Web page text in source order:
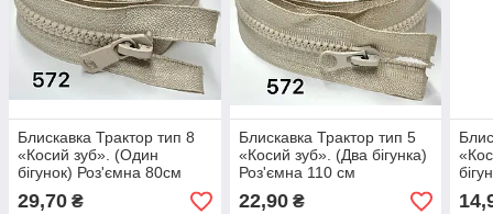
Блискавка Трактор тип 8
«Косий зуб». (Один
бігунок) Роз'ємна 80см
29,70 ₴
Блискавка Трактор тип 5
«Косий зуб». (Два бігунка)
Роз'ємна 110 см
22,90₴